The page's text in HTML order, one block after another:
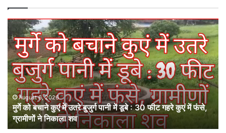
मुर्गे
को
बचाने
कुएं
में
उतरे
बुजुर्ग
पानी
में
डूबे
:
August 6, 2026
मुर्गे को बचाने कुएं में उतरे बुजुर्ग पानी में डूबे : 30 फीट गहरे कुएं में फंसे,
ग्रामीणों ने निकाला शव